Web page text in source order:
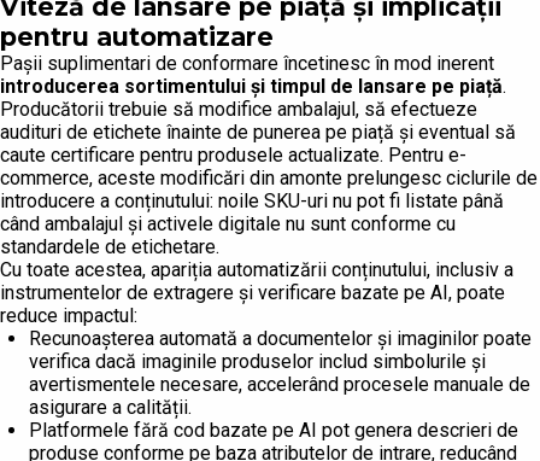
Viteză de lansare pe piață și implicații
pentru automatizare
Pașii suplimentari de conformare încetinesc în mod inerent
introducerea sortimentului și timpul de lansare pe piață.
Producătorii trebuie să modifice ambalajul, să efectueze
audituri de etichete înainte de punerea pe piață și eventual să
caute certificare pentru produsele actualizate. Pentru e-
commerce, aceste modificări din amonte prelungesc ciclurile de
introducere a conținutului: noile SKU-uri nu pot fi listate până
când ambalajul și activele digitale nu sunt conforme cu
standardele de etichetare.
Cu toate acestea, apariția automatizării conținutului, inclusiv a
instrumentelor de extragere și verificare bazate pe AI, poate
reduce impactul:
Recunoașterea automată a documentelor și imaginilor poate
verifica dacă imaginile produselor includ simbolurile și
avertismentele necesare, accelerând procesele manuale de
asigurare a calității.
Platformele fără cod bazate pe AI pot genera descrieri de
produse conforme pe baza atributelor de intrare, reducând